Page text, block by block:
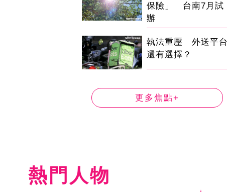
保險」 台南7月試
辦
執法重壓 外送平台
還有選擇？
更多焦點+
熱門人物